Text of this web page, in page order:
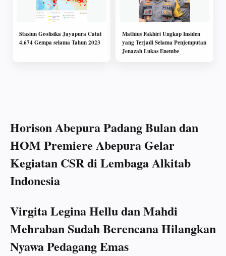
Stasiun Geofisika Jayapura Catat
4.674 Gempa selama Tahun 2023
Mathius Fakhiri Ungkap Insiden
yang Terjadi Selama Penjemputan
Jenazah Lukas Enembe
Horison Abepura Padang Bulan dan
HOM Premiere Abepura Gelar
Kegiatan CSR di Lembaga Alkitab
Indonesia
Virgita Legina Hellu dan Mahdi
Mehraban Sudah Berencana Hilangkan
Nyawa Pedagang Emas